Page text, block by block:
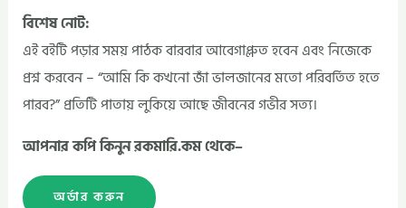
বিশেষ নোট:
এই বইটি পড়ার সময় পাঠক বারবার আবেগাপ্লুত হবেন এবং নিজেকে
প্রশ্ন করবেন – “আমি কি কখনো জাঁ ভালজানের মতো পরিবর্তিত হতে
পারব?” প্রতিটি পাতায় লুকিয়ে আছে জীবনের গভীর সত্য।
আপনার কপি কিনুন রকমারি.কম থেকে–
অর্ডার করুন